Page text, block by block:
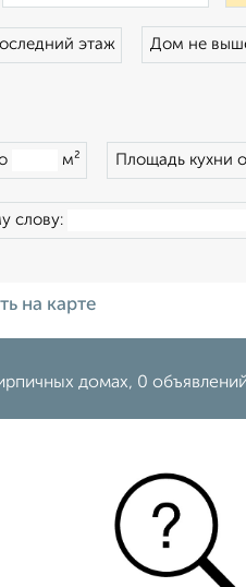
этаж Дом не
м² Площадь кухни
слову:
на карте
домах, 0